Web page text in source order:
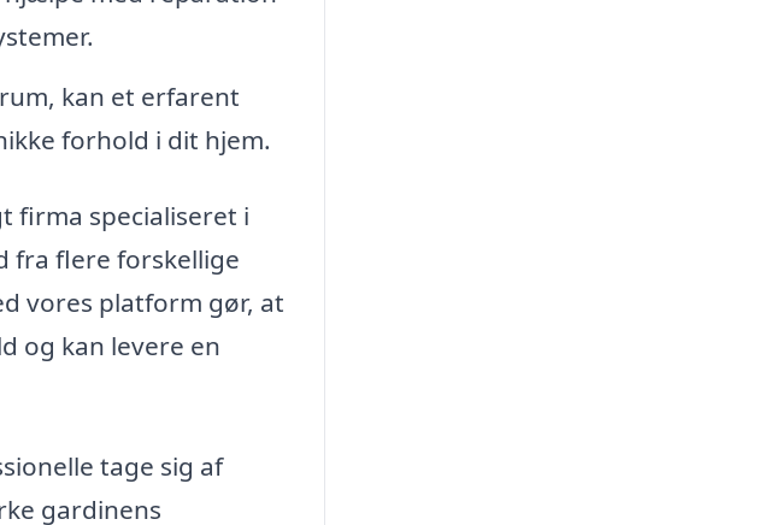
kan et erfarent
forhold i dit hjem.
firma specialiseret i
fra flere forskellige
vores platform gør, at
og kan levere en
tage sig af
gardinens